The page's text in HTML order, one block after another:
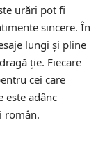
urări pot fi
sincere. În
lungi și pline
ție. Fiecare
cei care
este adânc
român.